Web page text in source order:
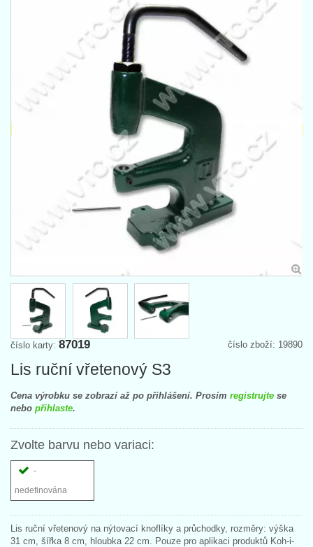
číslo zboží: 19890
číslo karty: 87019
Lis ruční vřetenový S3
Cena výrobku se zobrazí až po přihlášení. Prosím registrujte se
nebo přihlaste.
Zvolte barvu nebo variaci:
-
nedefinována
Lis ruční vřetenový na nýtovací knoflíky a průchodky, rozměry: výška
31 cm, šířka 8 cm, hloubka 22 cm. Pouze pro aplikaci produktů Koh-i-